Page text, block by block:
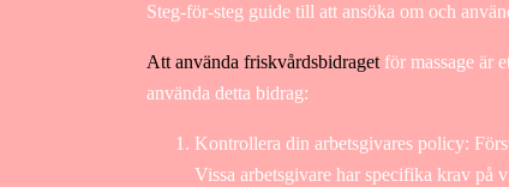
Steg-för-steg guide till att ansöka om och
Att använda friskvårdsbidraget för massage är
använda detta bidrag:
Kontrollera din arbetsgivares policy:
Vissa arbetsgivare har specifika krav på